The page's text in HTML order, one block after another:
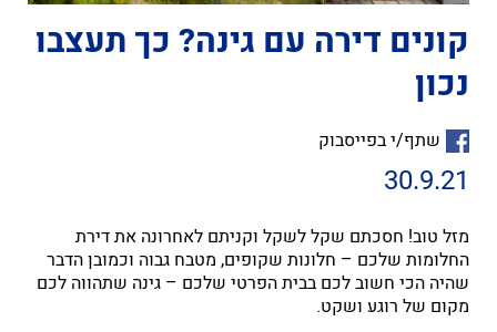
קונים דירה עם גינה? כך תעצבו
נכון
שתף/י בפייסבוק
30.9.21
מזל טוב! חסכתם שקל לשקל וקניתם לאחרונה את דירת
החלומות שלכם – חלונות שקופים, מטבח גבוה וכמובן הדבר
שהיה הכי חשוב לכם בבית הפרטי שלכם – גינה שתהווה לכם
מקום של רוגע ושקט.